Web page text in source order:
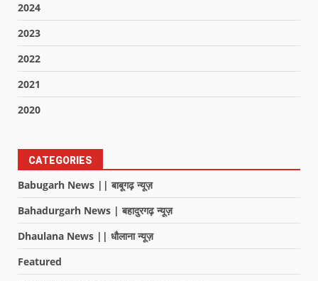
2024
2023
2022
2021
2020
CATEGORIES
Babugarh News || बाबूगढ़ न्यूज़
Bahadurgarh News | बहादुरगढ़ न्यूज़
Dhaulana News || धौलाना न्यूज़
Featured